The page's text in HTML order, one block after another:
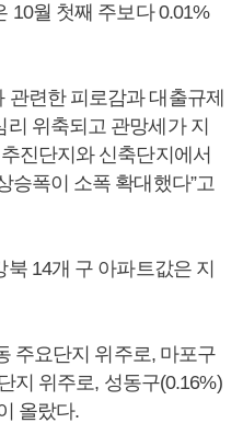
10월 첫째 주보다 0.01%
관련한 피로감과 대출규제
위축되고 관망세가 지
진단지와 신축단지에서
승폭이 소폭 확대했다”고
14개 구 아파트값은 지
주요단지 위주로, 마포구
지 위주로, 성동구(0.16%)
올랐다.